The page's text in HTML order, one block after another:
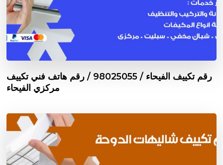
رقم تكييف الفيحاء / 98025055 / رقم هاتف فني تكييف
مركزي الفيحاء